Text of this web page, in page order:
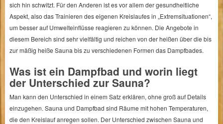
sich hin schwitzt. Für den Anderen ist es vor allem der gesundheitliche
Aspekt, also das Trainieren des eigenen Kreislaufes in „Extremsituationen“,
um besser auf Umwelteinflüsse reagieren zu können. Die Angebote in
diesem Bereich sind sehr vielfältig und reichen von der heißen über die bis
zur mäßig heiße Sauna bis zu verschiedenen Formen das Dampfbades.
Was ist ein Dampfbad und worin liegt
der Unterschied zur Sauna?
Man kann den Unterschied in einem Satz erklären, ohne groß auf Details
einzugehen. Sauna und Dampfbad sind Räume mit hohen Temperaturen,
die den Kreislauf anregen sollen. Der Unterschied zwischen Sauna und